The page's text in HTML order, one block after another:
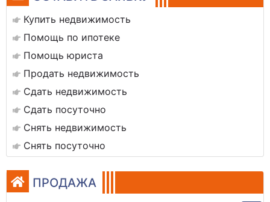
Купить недвижимость
Помощь по ипотеке
Помощь юриста
Продать недвижимость
Сдать недвижимость
Сдать посуточно
Снять недвижимость
Снять посуточно
ПРОДАЖА